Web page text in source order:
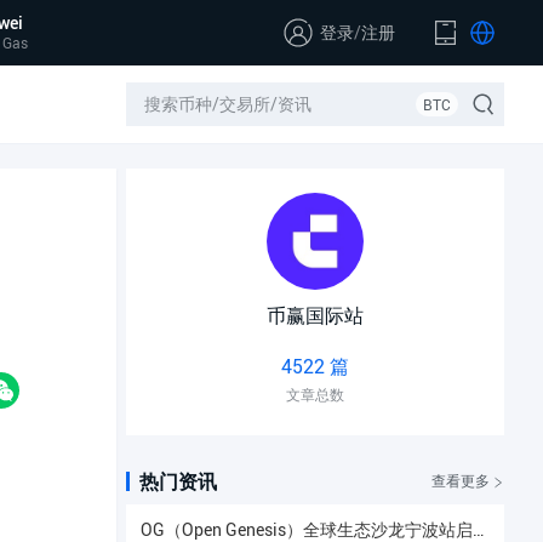
登录/注册
BTC
币赢国际站
4522 篇
文章总数
热门资讯 查看更多
OG（Open Genesis）全球生态沙龙宁波站启幕，聚焦AI × Web3共识与应用落地